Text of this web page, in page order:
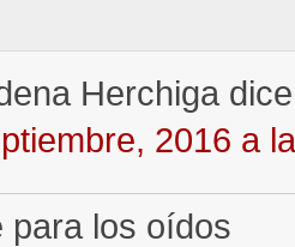
Herchiga
2016 a
para los oídos